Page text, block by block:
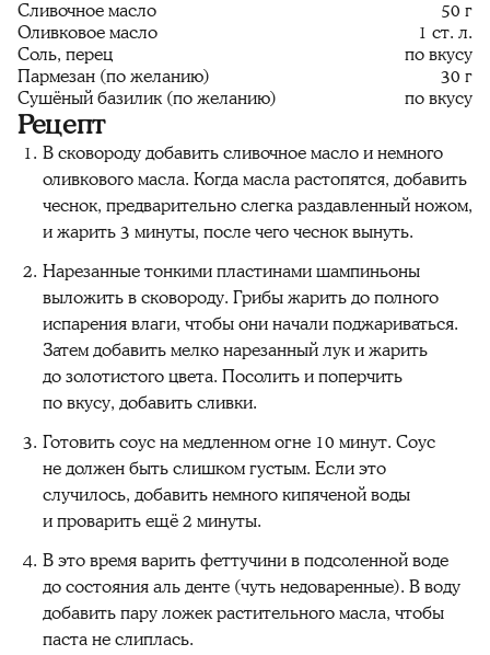
Сливочное масло
50 г
Оливковое масло
1 ст. л.
Соль, перец
по вкусу
Пармезан (по желанию)
30 г
Сушёный базилик (по желанию)
по вкусу
Рецепт
В сковороду добавить сливочное масло и немного
оливкового масла. Когда масла растопятся, добавить
чеснок, предварительно слегка раздавленный ножом,
и жарить 3 минуты, после чего чеснок вынуть.
Нарезанные тонкими пластинами шампиньоны
выложить в сковороду. Грибы жарить до полного
испарения влаги, чтобы они начали поджариваться.
Затем добавить мелко нарезанный лук и жарить
до золотистого цвета. Посолить и поперчить
по вкусу, добавить сливки.
Готовить соус на медленном огне 10 минут. Соус
не должен быть слишком густым. Если это
случилось, добавить немного кипяченой воды
и проварить ещё 2 минуты.
В это время варить феттучини в подсоленной воде
до состояния аль денте (чуть недоваренные). В воду
добавить пару ложек растительного масла, чтобы
паста не слиплась.